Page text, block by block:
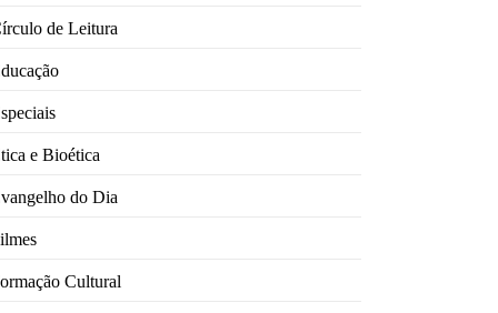
de Leitura
e Bioética
do Dia
Cultural